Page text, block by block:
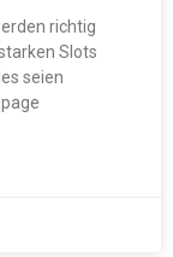
richtig
Slots
seien